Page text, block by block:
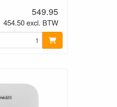
549.95
454.50 excl. BTW